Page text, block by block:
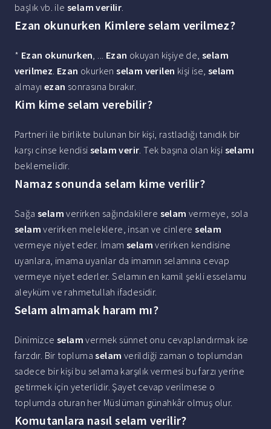
başlık vb. ile selam verilir.
Ezan okunurken Kimlere selam verilmez?
* Ezan okunurken, ... Ezan okuyan kişiye de,selam
verilmez. Ezan okurkenselam verilen kişi ise, selam
almayı ezan sonrasına bırakır.
Kim kime selam verebilir?
Partneri ile birlikte bulunan bir kişi, rastladığı tanıdık bir
karşı cinse kendisi selam verir. Tek başına olan kişi selamı
beklemelidir.
Namaz sonunda selam kime verilir?
Sağa selam verirken sağındakilere selam vermeye, sola
selam verirken meleklere, insan ve cinlereselam
vermeye niyet eder. İmam selam verirken kendisine
uyanlara, imama uyanlar da imamın selamına cevap
vermeye niyet ederler. Selamın en kamil şekli esselamu
aleyküm ve rahmetullah ifadesidir.
Selam almamak haram mı?
Dinimizce selam vermek sünnet onu cevaplandırmak ise
farzdır. Bir toplumaselam verildiği zaman o toplumdan
sadece bir kişi bu selama karşılık vermesi bu farzı yerine
getirmek için yeterlidir. Şayet cevap verilmese o
toplumda oturan her Müslüman günahkâr olmuş olur.
Komutanlara nasıl selam verilir?